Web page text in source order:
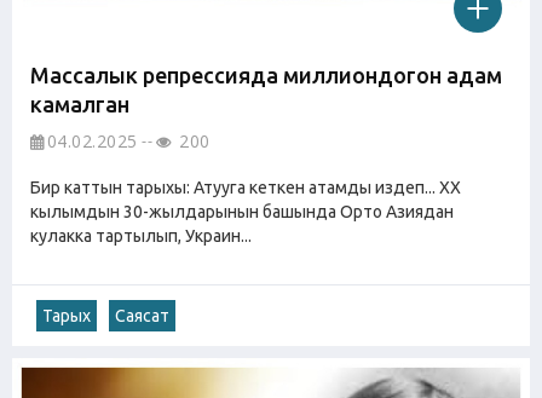
Массалык репрессияда миллиондогон адам
камалган
04.02.2025 200
Бир каттын тарыхы: Атууга кеткен атамды издеп... XX
кылымдын 30-жылдарынын башында Орто Азиядан
кулакка тартылып, Украин...
Тарых Саясат